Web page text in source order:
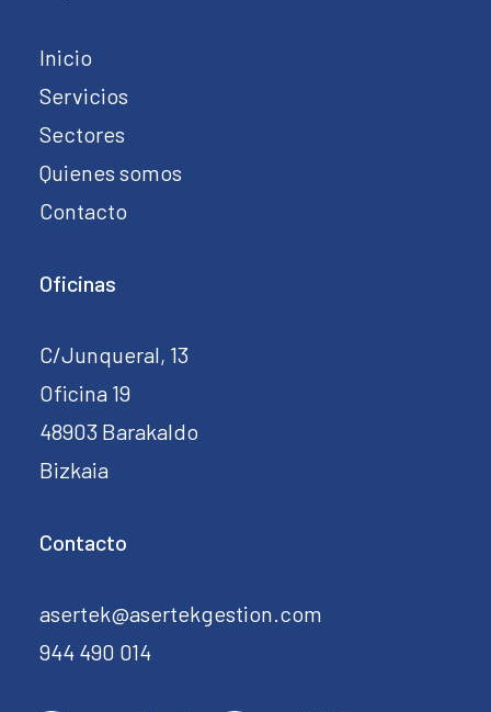
Inicio
Servicios
Sectores
Quienes somos
Contacto
Oficinas
C/Junqueral, 13
Oficina 19
48903 Barakaldo
Bizkaia
Contacto
asertek@asertekgestion.com
944 490 014